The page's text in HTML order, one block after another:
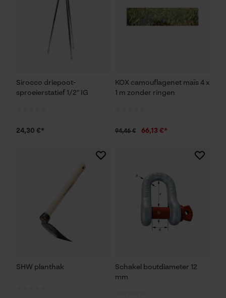
Sirocco driepoot-
sproeierstatief 1/2" IG
24,30 €*
KOX camouflagenet maïs 4 x
1 m zonder ringen
94,46 € 66,13 €*
SHW planthak
Schakel boutdiameter 12
mm